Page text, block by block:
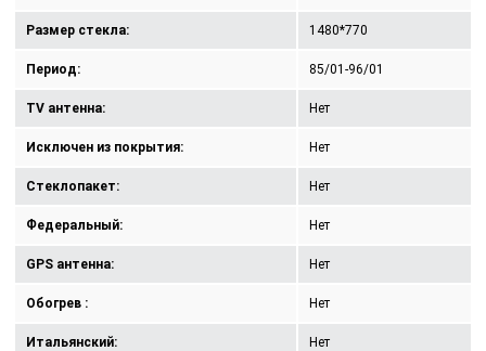
Размер стекла: 1480*770
Период: 85/01-96/01
TV антенна: Нет
Исключен из покрытия: Нет
Стеклопакет: Нет
Федеральный: Нет
GPS антенна: Нет
Обогрев : Нет
Итальянский: Нет